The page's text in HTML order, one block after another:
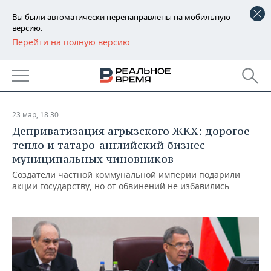
Вы были автоматически перенаправлены на мобильную
версию.
Перейти на полную версию
РЕГИОНЫ
БАШКОРТОСТАН
УДМУРТИЯ
НОВОСТИ
НОВОСТИ АНАЛИТИКИ
ДЕКЛАРАЦИИ О ДОХОДАХ
КОРОЛИ ГОСЗАКАЗА ПФО
КОМУ ПРИНАДЛЕЖАТ
ТОРГОВЫЕ ЦЕНТРЫ
ТАТАРСТАНА
ЭКОНОМИКА
НОВОСТИ ЭКОНОМИКИ
ФИНАНСЫ
БЮДЖЕТ
ИНВЕСТИЦИИ
ПРОМЫШЛЕННОСТЬ
НОВОСТИ
ПРОМЫШЛЕННОСТИ
АГРОПРОМ
МАШИНОСТРОЕНИЕ
НЕДВИЖИМОСТЬ
НОВОСТИ АВТО
БИЗНЕС
НОВОСТИ БИЗНЕСА
ТЕХНОЛОГИИ
23.03.2016
23 мар, 18:30
Деприватизация агрызского ЖКХ: дорогое
тепло и татаро-английский бизнес
муниципальных чиновников
Создатели частной коммунальной империи подарили
акции государству, но от обвинений не избавились